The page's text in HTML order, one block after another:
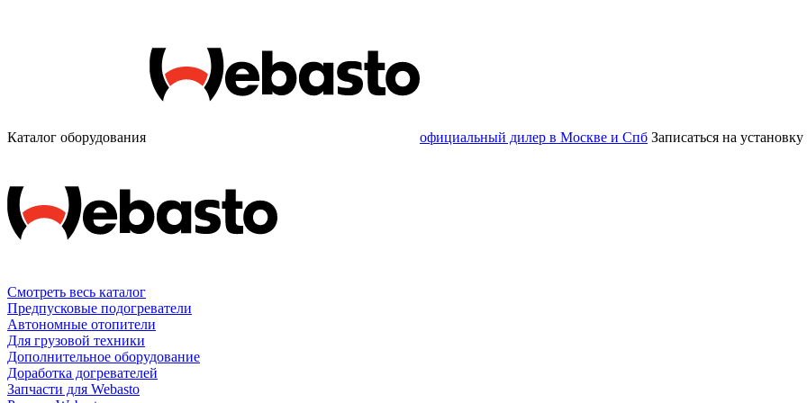
Каталог оборудования официальный дилер в Москве и Спб Записаться на установку
Смотреть весь каталог
Предпусковые подогреватели
Автономные отопители
Для грузовой техники
Дополнительное оборудование
Доработка догревателей
Запчасти для Webasto